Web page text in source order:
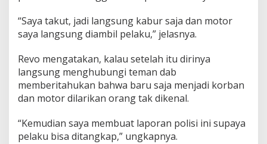
a
“Saya takut, jadi langsung kabur saja dan motor
saya langsung diambil pelaku,” jelasnya.
Revo mengatakan, kalau setelah itu dirinya
langsung menghubungi teman dab
memberitahukan bahwa baru saja menjadi korban
dan motor dilarikan orang tak dikenal.
“Kemudian saya membuat laporan polisi ini supaya
pelaku bisa ditangkap,” ungkapnya.